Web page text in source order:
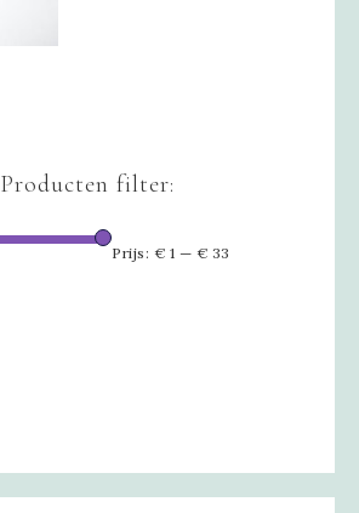
Producten filter:
Prijs: € 1 — € 33